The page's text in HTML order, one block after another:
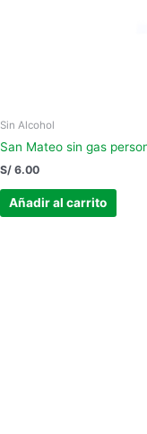
Sin Alcohol
San Mateo sin gas
S/ 6.00
Añadir al carrito